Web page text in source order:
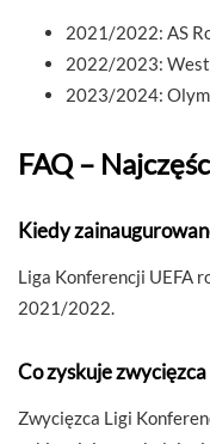
2021/2022: AS
2022/2023:
2023/2024:
FAQ –
Kiedy
Liga Konferencji UEFA
2021/2022.
Co zyskuje
Zwycięzca Ligi